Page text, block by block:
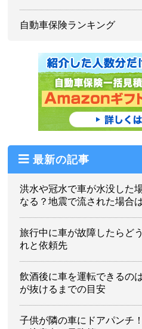
自動車保険ランキング
最新の記事
洪水や冠水で車が水没した
なる？地震で流された場合
旅行中に車が故障したらど
れと依頼先
飲酒後に車を運転できるの
が抜けるまでの目安
子供が隣の車にドアパンチ